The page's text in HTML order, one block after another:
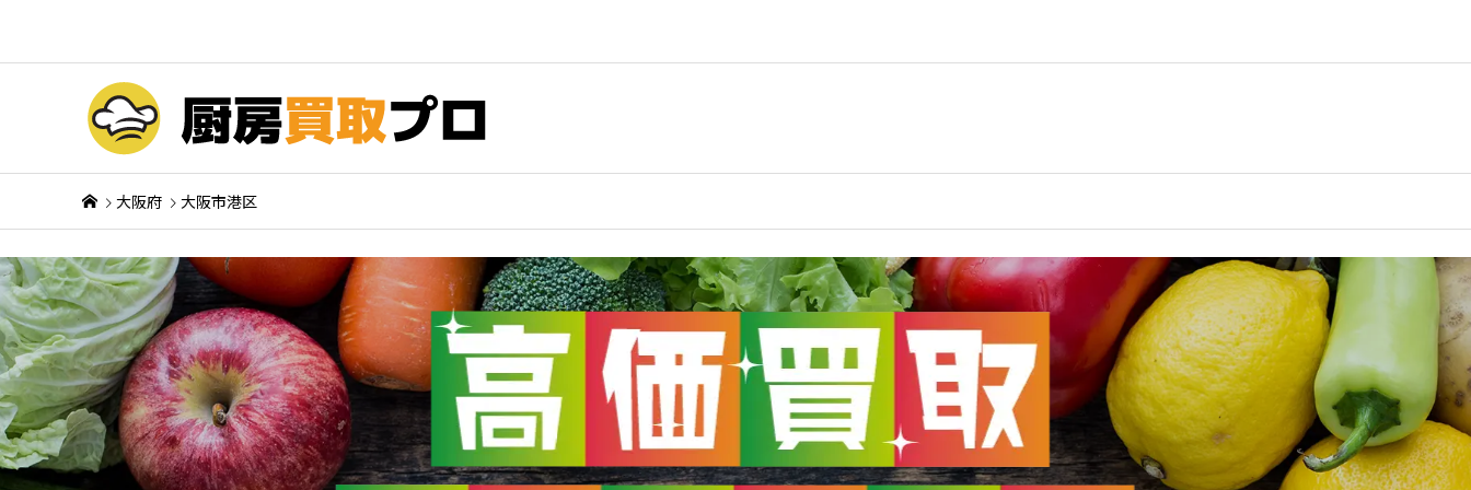
大阪府 大阪市港区